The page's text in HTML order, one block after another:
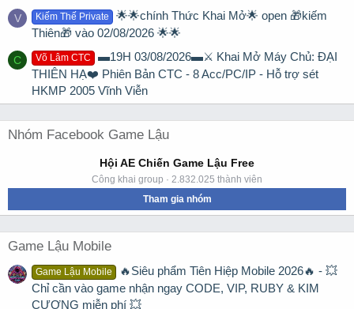
V Kiếm Thế Private
🌟🌟chính Thức Khai Mở🌟 open 🎁kiếm
Thiên🎁 vào 02/08/2026 🌟🌟
C Võ Lâm CTC
▬19H 03/08/2026▬⚔️ Khai Mở Máy Chủ: ĐẠI
THIÊN HẠ❤️ Phiên Bản CTC - 8 Acc/PC/IP - Hỗ trợ sét
HKMP 2005 Vĩnh Viễn
Nhóm Facebook Game Lậu
Hội AE Chiến Game Lậu Free
Công khai group · 2.832.025 thành viên
Tham gia nhóm
Game Lậu Mobile
Game Lậu Mobile
🔥Siêu phẩm Tiên Hiệp Mobile 2026🔥 - 💥
Chỉ cần vào game nhận ngay CODE, VIP, RUBY & KIM
CƯƠNG miễn phí 💥